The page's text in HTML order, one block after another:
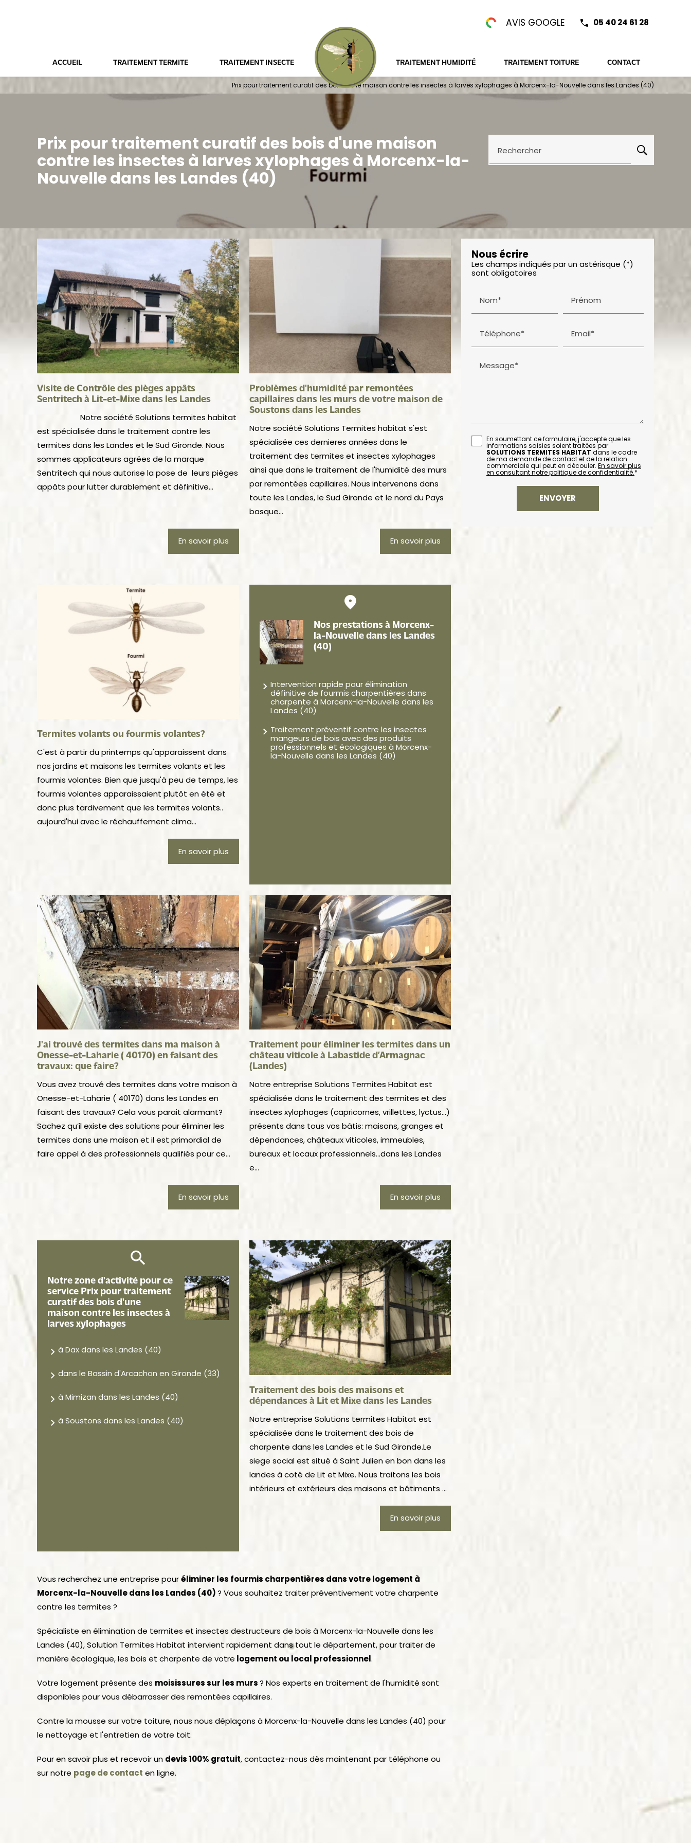
ACCUEIL TRAITEMENT TERMITE TRAITEMENT INSECTE
AVIS GOOGLE 05 40 24 61 28
TRAITEMENT HUMIDITÉ TRAITEMENT TOITURE CONTACT
Prix pour traitement curatif des bois d'une maison contre les insectes à larves xylophages à Morcenx-la-Nouvelle dans les Landes (40)
Prix pour traitement curatif des bois d'une maison
contre les insectes à larves xylophages à Morcenx-la-
Nouvelle dans les Landes (40)
Rechercher
Visite de Contrôle des pièges appâts
Sentritech à Lit-et-Mixe dans les Landes
Notre société Solutions termites habitat
est spécialisée dans le traitement contre les
termites dans les Landes et le Sud Gironde. Nous
sommes applicateurs agrées de la marque
Sentritech qui nous autorise la pose de leurs pièges
appâts pour lutter durablement et définitive...
En savoir plus
Problèmes d'humidité par remontées
capillaires dans les murs de votre maison de
Soustons dans les Landes
Notre société Solutions Termites habitat s'est
spécialisée ces dernieres années dans le
traitement des termites et insectes xylophages
ainsi que dans le traitement de l'humidité des murs
par remontées capillaires. Nous intervenons dans
toute les Landes, le Sud Gironde et le nord du Pays
basque...
En savoir plus
Termites volants ou fourmis volantes?
C'est à partir du printemps qu'apparaissent dans
nos jardins et maisons les termites volants et les
fourmis volantes. Bien que jusqu'à peu de temps, les
fourmis volantes apparaissaient plutôt en été et
donc plus tardivement que les termites volants..
aujourd'hui avec le réchauffement clima...
En savoir plus
Nos prestations à Morcenx-
la-Nouvelle dans les Landes
(40)
Intervention rapide pour élimination
définitive de fourmis charpentières dans
charpente à Morcenx-la-Nouvelle dans les
Landes (40)
Traitement préventif contre les insectes
mangeurs de bois avec des produits
professionnels et écologiques à Morcenx-
la-Nouvelle dans les Landes (40)
J'ai trouvé des termites dans ma maison à
Onesse-et-Laharie ( 40170) en faisant des
travaux: que faire?
Vous avez trouvé des termites dans votre maison à
Onesse-et-Laharie ( 40170) dans les Landes en
faisant des travaux? Cela vous parait alarmant?
Sachez qu’il existe des solutions pour éliminer les
termites dans une maison et il est primordial de
faire appel à des professionnels qualifiés pour ce...
En savoir plus
Traitement pour éliminer les termites dans un
château viticole à Labastide d’Armagnac
(Landes)
Notre entreprise Solutions Termites Habitat est
spécialisée dans le traitement des termites et des
insectes xylophages (capricornes, vrillettes, lyctus…)
présents dans tous vos bâtis: maisons, granges et
dépendances, châteaux viticoles, immeubles,
bureaux et locaux professionnels…dans les Landes
e...
En savoir plus
Notre zone d'activité pour ce
service Prix pour traitement
curatif des bois d'une
maison contre les insectes à
larves xylophages
à Dax dans les Landes (40)
dans le Bassin d'Arcachon en Gironde (33)
à Mimizan dans les Landes (40)
à Soustons dans les Landes (40)
Traitement des bois des maisons et
dépendances à Lit et Mixe dans les Landes
Notre entreprise Solutions termites Habitat est
spécialisée dans le traitement des bois de
charpente dans les Landes et le Sud Gironde.Le
siege social est situé à Saint Julien en bon dans les
landes à coté de Lit et Mixe. Nous traitons les bois
intérieurs et extérieurs des maisons et bâtiments ...
En savoir plus
Vous recherchez une entreprise pouréliminer les fourmis charpentières dans votre logement à
Morcenx-la-Nouvelle dans les Landes (40)? Vous souhaitez traiter préventivement votre charpente
contre les termites ?
Spécialiste en élimination de termites et insectes destructeurs de bois à Morcenx-la-Nouvelle dans les
Landes (40), Solution Termites Habitat intervient rapidement dans tout le département, pour traiter de
manière écologique, les bois et charpente de votre logement ou local professionnel.
Votre logement présente des moisissures sur les murs? Nos experts en traitement de l'humidité sont
disponibles pour vous débarrasser des remontées capillaires.
Contre la mousse sur votre toiture, nous nous déplaçons à Morcenx-la-Nouvelle dans les Landes (40) pour
le nettoyage et l'entretien de votre toit.
Pour en savoir plus et recevoir un devis 100% gratuit, contactez-nous dès maintenant par téléphone ou
sur notre page de contact en ligne.
Nous écrire
Les champs indiqués par un astérisque (*)
sont obligatoires
Nom* Prénom
Téléphone* Email*
Message*
En soumettant ce formulaire, j'accepte que les
informations saisies soient traitées par
SOLUTIONS TERMITES HABITAT dans le cadre
de ma demande de contact et de la relation
commerciale qui peut en découler. En savoir plus
en consultant notre politique de confidentialité.*